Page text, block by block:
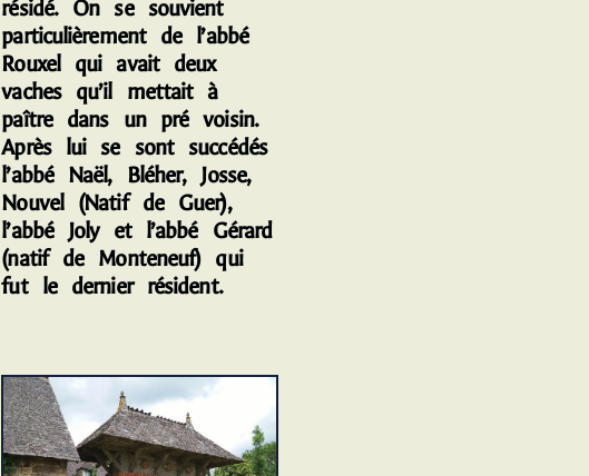
résidé. On se souvient
particulièrement de l’abbé
Rouxel qui avait deux
vaches qu’il mettait à
paître dans un pré voisin.
Après lui se sont succédés
l’abbé Naël, Bléher, Josse,
Nouvel (Natif de Guer),
l’abbé Joly et l’abbé Gérard
(natif de Monteneuf) qui
fut le dernier résident.